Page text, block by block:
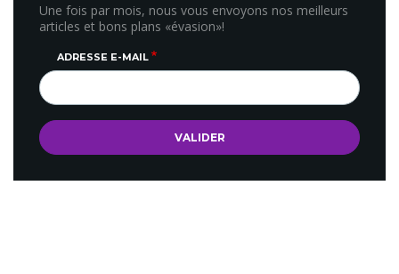
Une fois par mois, nous vous envoyons nos meilleurs
articles et bons plans «évasion»!
ADRESSE E-MAIL